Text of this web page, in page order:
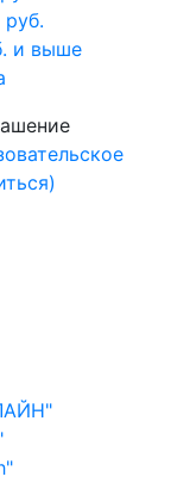
и выше